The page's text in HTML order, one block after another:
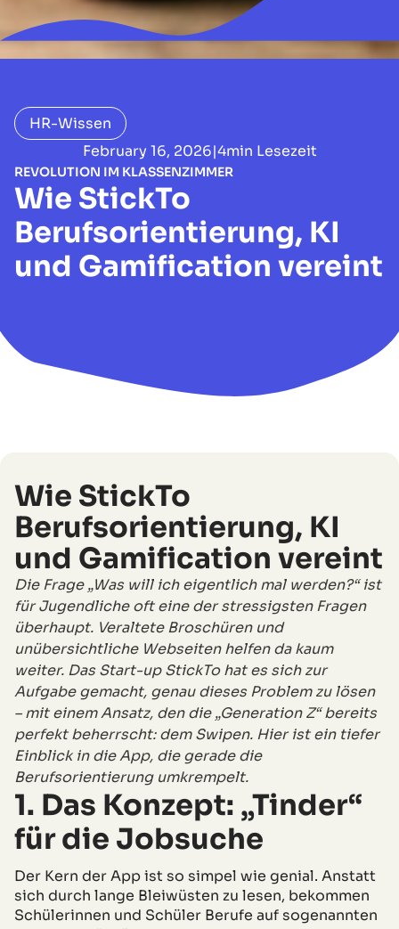
HR-Wissen
February 16, 2026|4min Lesezeit
REVOLUTION IM KLASSENZIMMER
Wie StickTo
Berufsorientierung, KI
und Gamification vereint
Wie StickTo
Berufsorientierung, KI
und Gamification vereint
Die Frage „Was will ich eigentlich mal werden?“ ist
für Jugendliche oft eine der stressigsten Fragen
überhaupt. Veraltete Broschüren und
unübersichtliche Webseiten helfen da kaum
weiter. Das Start-up StickTo hat es sich zur
Aufgabe gemacht, genau dieses Problem zu lösen
– mit einem Ansatz, den die „Generation Z“ bereits
perfekt beherrscht: dem Swipen. Hier ist ein tiefer
Einblick in die App, die gerade die
Berufsorientierung umkrempelt.
1. Das Konzept: „Tinder“
für die Jobsuche
Der Kern der App ist so simpel wie genial. Anstatt
sich durch lange Bleiwüsten zu lesen, bekommen
Schülerinnen und Schüler Berufe auf sogenannten